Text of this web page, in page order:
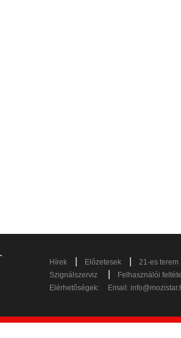
Hírek Előzetesek
21-es terem
Szignálszerviz
Felhasználói
Elérhetőségek:
Email: